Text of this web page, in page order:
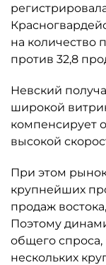
на количество
против 32,8
Невский
широкой
компенсирует
высокой
При этом
крупнейших
продаж
Поэтому
общего спроса,
нескольких